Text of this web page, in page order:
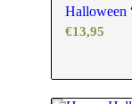
Halloween
€13,95